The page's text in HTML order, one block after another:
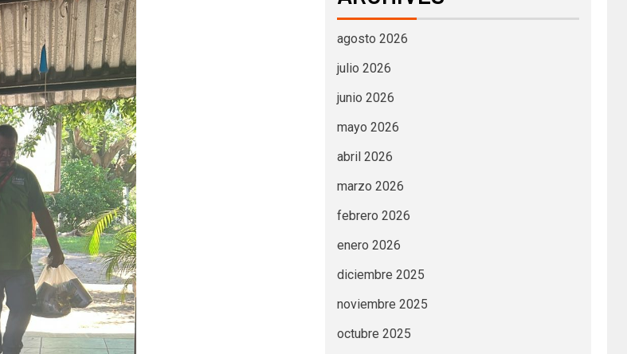
agosto 2026
julio 2026
junio 2026
mayo 2026
abril 2026
marzo 2026
febrero 2026
enero 2026
diciembre 2025
noviembre 2025
octubre 2025